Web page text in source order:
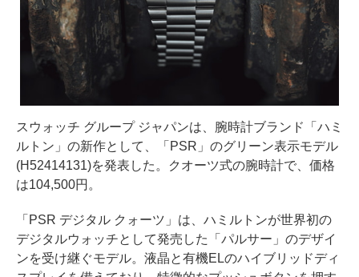
スウォッチ グループ ジャパンは、腕時計ブランド「ハミ
ルトン」の新作として、「PSR」のグリーン表示モデル
(H52414131)を発表した。クオーツ式の腕時計で、価格
は104,500円。
「PSR デジタル クォーツ」は、ハミルトンが世界初の
デジタルウォッチとして発売した「パルサー」のデザイ
ンを受け継ぐモデル。液晶と有機ELのハイブリッドディ